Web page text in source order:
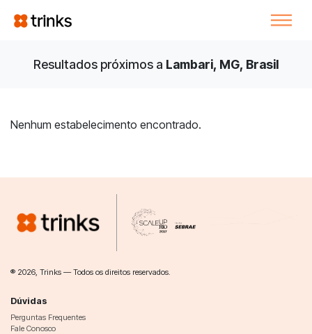
Resultados próximos a Lambari, MG, Brasil
Nenhum estabelecimento encontrado.
® 2026, Trinks — Todos os direitos reservados.
Dúvidas
Perguntas Frequentes
Fale Conosco